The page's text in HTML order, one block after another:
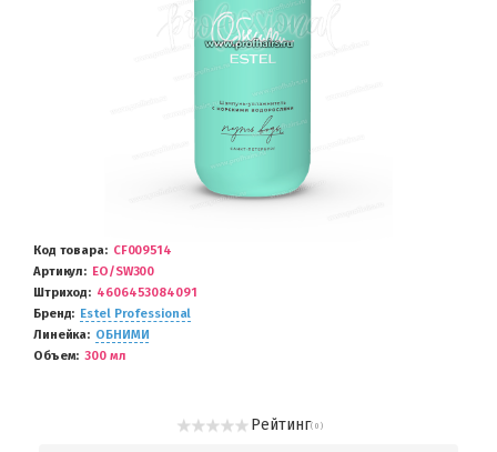
Код товара
CF009514
Артикул
EO/SW300
Штриход
4606453084091
Бренд
Estel Professional
Линейка
ОБНИМИ
Объем
300 мл
Рейтинг( 0 )